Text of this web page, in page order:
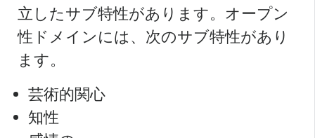
立したサブ特性があります。オープン
性ドメインには、次のサブ特性があり
ます。
芸術的関心
知性